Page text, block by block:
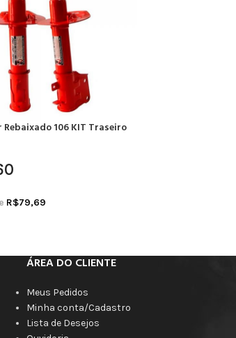
106 KIT Traseiro
R$79,69
ÁREA DO CLIENTE
Meus Pedidos
Minha conta/Cadastro
Lista de Desejos